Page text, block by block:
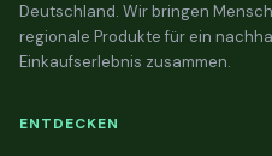
Deutschland. Wir bringen
regionale Produkte für ein
Einkaufserlebnis zusammen.
ENTDECKEN